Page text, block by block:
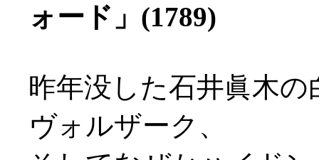
ォード」(1789)
昨年没した石井眞木
ヴォルザーク、